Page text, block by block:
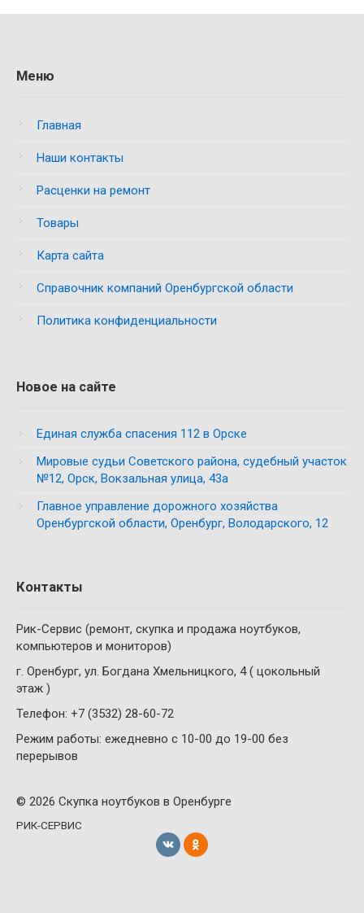
Меню
Главная
Наши контакты
Расценки на ремонт
Товары
Карта сайта
Справочник компаний Оренбургской области
Политика конфиденциальности
Новое на сайте
Единая служба спасения 112 в Орске
Мировые судьи Советского района, судебный участок
№12, Орск, Вокзальная улица, 43а
Главное управление дорожного хозяйства
Оренбургской области, Оренбург, Володарского, 12
Контакты
Рик-Сервис (ремонт, скупка и продажа ноутбуков,
компьютеров и мониторов)
г. Оренбург, ул. Богдана Хмельницкого, 4 ( цокольный
этаж )
Телефон: +7 (3532) 28-60-72
Режим работы: ежедневно с 10-00 до 19-00 без
перерывов
© 2026 Скупка ноутбуков в Оренбурге
РИК-СЕРВИС